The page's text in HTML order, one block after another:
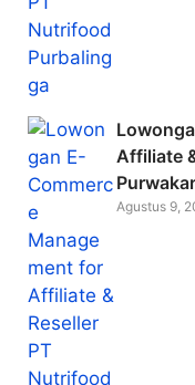
Affiliate
Agustus 9,